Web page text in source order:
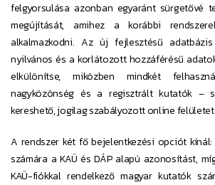
felgyorsulása azonban egyaránt sürgetővé
megújítását, amihez a korábbi
alkalmazkodni. Az új fejlesztésű
nyilvános és a korlátozott hozzáférésű
elkülönítse, miközben mindkét
nagyközönség és a regisztrált kutatók –
kereshető, jogilag szabályozott online
A rendszer két fő bejelentkezési opciót
számára a KAÜ és DÁP alapú azonosítást,
KAÜ-fiókkal rendelkező magyar kutatók